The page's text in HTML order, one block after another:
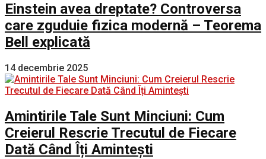
Einstein avea dreptate? Controversa
care zguduie fizica modernă – Teorema
Bell explicată
14 decembrie 2025
Amintirile Tale Sunt Minciuni: Cum
Creierul Rescrie Trecutul de Fiecare
Dată Când Îți Amintești